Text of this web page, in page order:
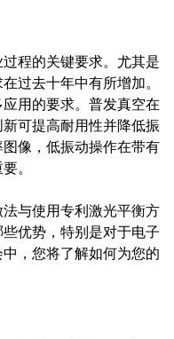
程的关键要求。尤其是
过去十年中有所增加。
用的要求。普发真空在
可提高耐用性并降低振
像，低振动操作在带有
。
与使用专利激光平衡方
优势，特别是对于电子
，您将了解如何为您的